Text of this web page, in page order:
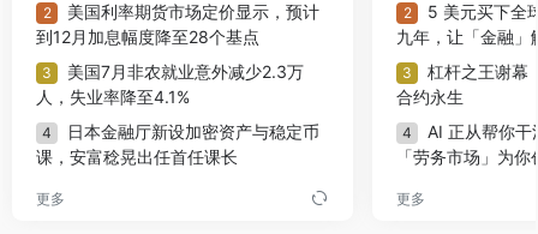
2
美国利率期货市场定价显示，预计
到12月加息幅度降至28个基点
3
美国7月非农就业意外减少2.3万
人，失业率降至4.1%
4
日本金融厅新设加密资产与稳定币
课，安富稔晃出任首任课长
5
BitFuFu 7月产出112枚比特币，总
更多
2
5 美元买下全
九年，让「金融」
3
杠杆之王谢幕
合约永生
4
AI 正从帮你干
「劳务市场」为你
5
更多